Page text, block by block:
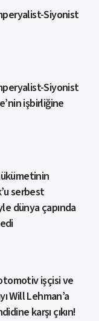
Siyonist
Siyonist
işbirliğine
serbest
dünya çapında
işçisi ve
Will Lehman’a
karşı çıkın!